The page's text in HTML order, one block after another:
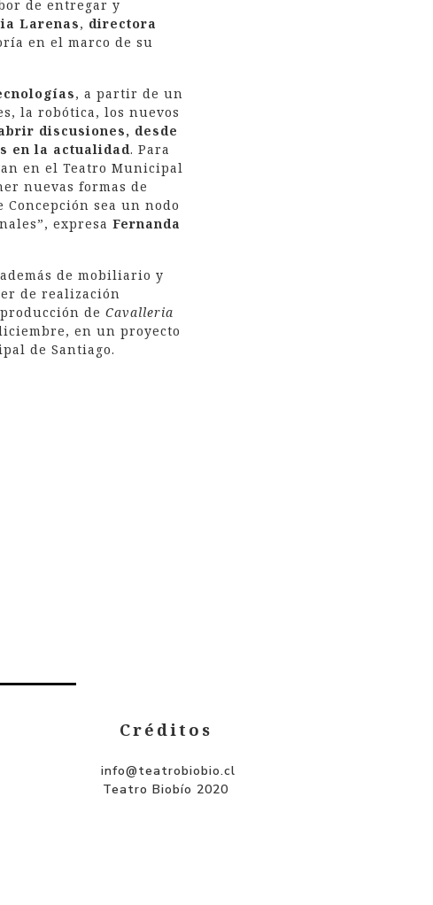
de entregar y
Larenas, directora
en el marco de su
, a partir de un
la robótica, los nuevos
discusiones, desde
en la actualidad. Para
en el Teatro Municipal
nuevas formas de
sea un nodo
expresa Fernanda
de mobiliario y
de realización
de Cavalleria
en un proyecto
de Santiago.
Créditos
info@teatrobiobio.cl
Teatro Biobío 2020